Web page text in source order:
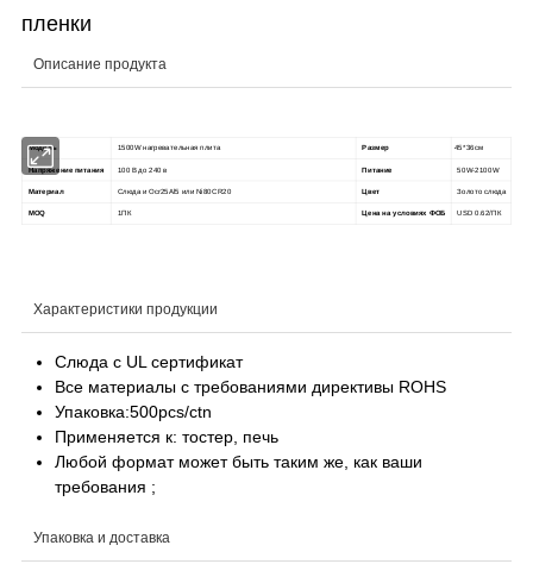
пленки
Описание продукта
Модель 1500W нагревательная плита Размер 45*36см
Напряжение питания 100 В до 240 в Питание 50W-2100W
Материал Слюда и Ocr25Al5 или Ni80CR20 Цвет Золото слюда
MOQ 1ПК Цена на условиях ФОБ USD 0.62/ПК
Характеристики продукции
Слюда с UL сертификат
Все материалы с требованиями директивы ROHS
Упаковка:500pcs/ctn
Применяется к: тостер, печь
Любой формат может быть таким же, как ваши
требования ;
Упаковка и доставка